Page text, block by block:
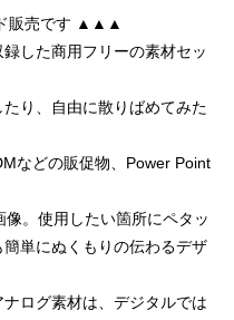
販売です ▲▲▲
した商用フリーの素材セッ
り、自由に散りばめてみた
などの販促物、Power Point
。使用したい箇所にペタッ
単にぬくもりの伝わるデザ
ログ素材は、デジタルでは